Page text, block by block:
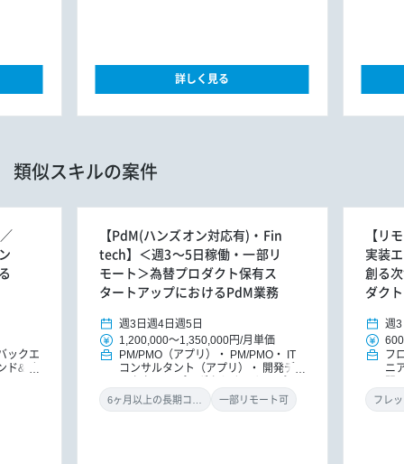
詳しく見る
類似スキルの案件
ックエ
ド&バ
【PdM(ハンズオン対応有)・Fin
tech】＜週3～5日稼働・一部リ
モート＞為替プロダクト保有ス
タートアップにおけるPdM業務
週3日 週4日 週5日
1,200,000～1,350,000円/月単価
PM/PMO（アプリ）
PM/PMO
IT
コンサルタント（アプリ）
開発ディ
ダクトマネジャー
一部リモート可
【リ
実装
創る
ダク
週3
フ
ニ
フレ